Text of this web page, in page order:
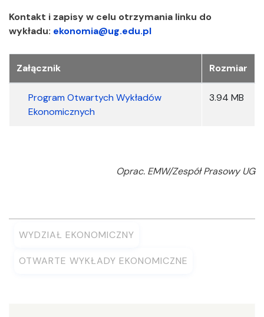
Kontakt i zapisy w celu otrzymania linku do
wykładu: ekonomia@ug.edu.pl
Załączniki
Załącznik
Rozmiar
Program Otwartych Wykładów
Ekonomicznych
3.94 MB
Oprac. EMW/Zespół Prasowy UG
WYDZIAŁ EKONOMICZNY
OTWARTE WYKŁADY EKONOMICZNE